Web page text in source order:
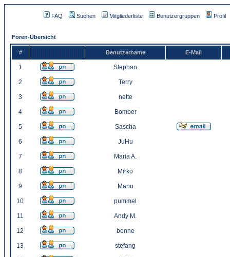
FAQ Suchen Mitgliederliste Benutzergruppen Profil
Foren-Übersicht
# Benutzername E-Mail
1 Stephan
2 Terry
3 nette
4 Bomber
5 Sascha
6 JuHu
7 Maria A.
8 Mirko
9 Manu
10 pummel
11 Andy M.
12 benne
13 stefang